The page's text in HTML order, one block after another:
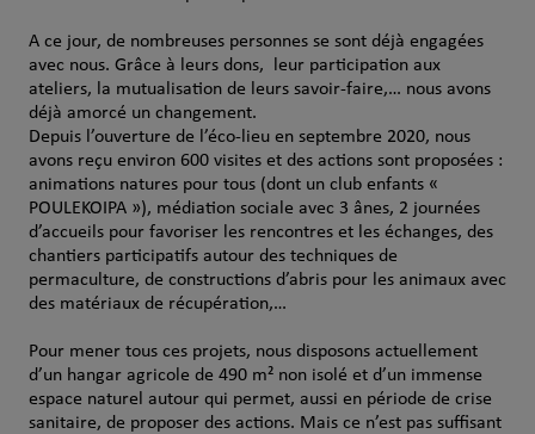
A ce jour, de nombreuses personnes se sont déjà engagées
avec nous. Grâce à leurs dons, leur participation aux
ateliers, la mutualisation de leurs savoir-faire,… nous avons
déjà amorcé un changement.
Depuis l’ouverture de l’éco-lieu en septembre 2020, nous
avons reçu environ 600 visites et des actions sont proposées :
animations natures pour tous (dont un club enfants «
POULEKOIPA »), médiation sociale avec 3 ânes, 2 journées
d’accueils pour favoriser les rencontres et les échanges, des
chantiers participatifs autour des techniques de
permaculture, de constructions d’abris pour les animaux avec
des matériaux de récupération,…
Pour mener tous ces projets, nous disposons actuellement
d’un hangar agricole de 490 m² non isolé et d’un immense
espace naturel autour qui permet, aussi en période de crise
sanitaire, de proposer des actions. Mais ce n’est pas suffisant